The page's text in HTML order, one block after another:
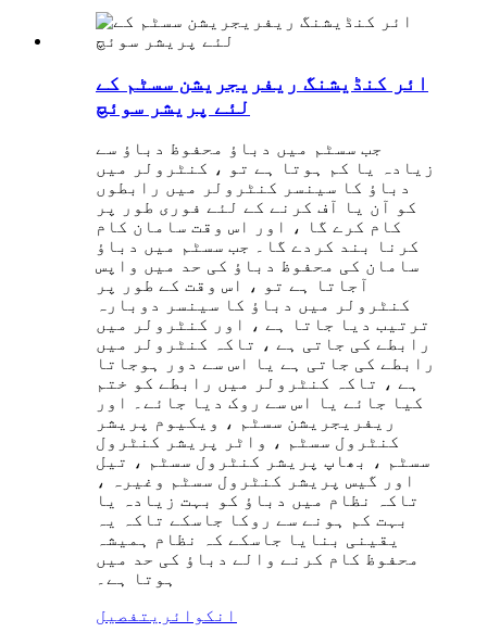
ائر کنڈیشنگ ریفریجریشن سسٹم کے
لئے پریشر سوئچ
جب سسٹم میں دباؤ محفوظ دباؤ سے
زیادہ یا کم ہوتا ہے تو ، کنٹرولر میں
دباؤ کا سینسر کنٹرولر میں رابطوں
کو آن یا آف کرنے کے لئے فوری طور پر
کام کرے گا ، اور اس وقت سامان کام
کرنا بند کردے گا۔ جب سسٹم میں دباؤ
سامان کی محفوظ دباؤ کی حد میں واپس
آجاتا ہے تو ، اس وقت کے طور پر
کنٹرولر میں دباؤ کا سینسر دوبارہ
ترتیب دیا جاتا ہے ، اور کنٹرولر میں
رابطے کی جاتی ہے ، تاکہ کنٹرولر میں
رابطے کی جاتی ہے یا اس سے دور ہوجاتا
ہے ، تاکہ کنٹرولر میں رابطے کو ختم
کیا جائے یا اس سے روک دیا جائے۔ اور
ریفریجریشن سسٹم ، ویکیوم پریشر
کنٹرول سسٹم ، واٹر پریشر کنٹرول
سسٹم ، بھاپ پریشر کنٹرول سسٹم ، تیل
اور گیس پریشر کنٹرول سسٹم وغیرہ ،
تاکہ نظام میں دباؤ کو بہت زیادہ یا
بہت کم ہونے سے روکا جاسکے تاکہ یہ
یقینی بنایا جاسکے کہ نظام ہمیشہ
محفوظ کام کرنے والے دباؤ کی حد میں
ہوتا ہے۔
انکوائریتفصیل